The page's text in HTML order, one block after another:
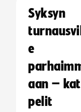
Syksyn
e
aan –
pelit